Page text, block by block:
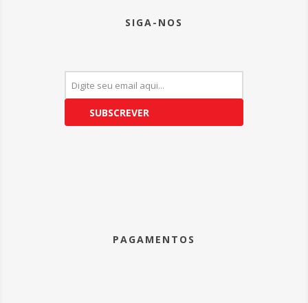
SIGA-NOS
SUBSCREVER
PAGAMENTOS